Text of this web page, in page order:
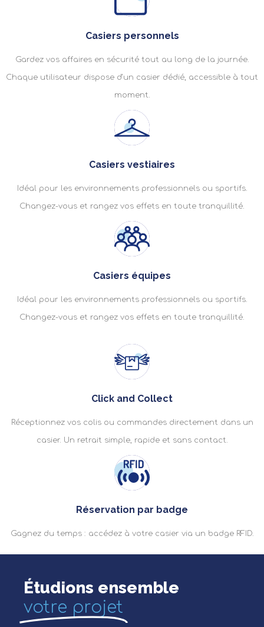
Casiers personnels
Gardez vos affaires en sécurité tout au long de la journée.
Chaque utilisateur dispose d’un casier dédié, accessible à tout
moment.
Casiers vestiaires
Idéal pour les environnements professionnels ou sportifs.
Changez-vous et rangez vos effets en toute tranquillité.
Casiers équipes
Idéal pour les environnements professionnels ou sportifs.
Changez-vous et rangez vos effets en toute tranquillité.
Click and Collect
Réceptionnez vos colis ou commandes directement dans un
casier. Un retrait simple, rapide et sans contact.
Réservation par badge
Gagnez du temps : accédez à votre casier via un badge RFID.
Étudions ensemble
votre projet